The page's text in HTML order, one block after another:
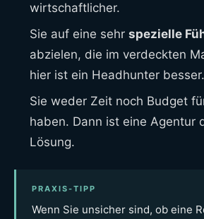
wirtschaftlicher.
Sie auf eine sehr spezielle
abzielen, die im verdeckten
hier ist ein Headhunter besser.
Sie weder Zeit noch Budget
haben. Dann ist eine Agentur
Lösung.
PRAXIS-TIPP
Wenn Sie unsicher sind, ob eine